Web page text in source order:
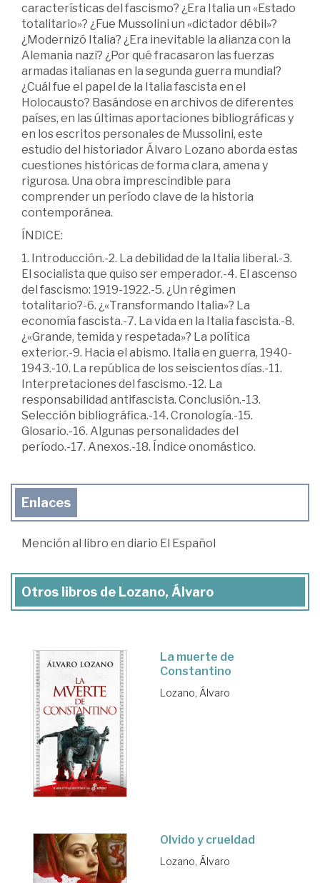
características del fascismo? ¿Era Italia un «Estado
totalitario»? ¿Fue Mussolini un «dictador débil»?
¿Modernizó Italia? ¿Era inevitable la alianza con la
Alemania nazi? ¿Por qué fracasaron las fuerzas
armadas italianas en la segunda guerra mundial?
¿Cuál fue el papel de la Italia fascista en el
Holocausto? Basándose en archivos de diferentes
países, en las últimas aportaciones bibliográficas y
en los escritos personales de Mussolini, este
estudio del historiador Álvaro Lozano aborda estas
cuestiones históricas de forma clara, amena y
rigurosa. Una obra imprescindible para
comprender un período clave de la historia
contemporánea.
ÍNDICE:
1. Introducción.-2. La debilidad de la Italia liberal.-3.
El socialista que quiso ser emperador.-4. El ascenso
del fascismo: 1919-1922.-5. ¿Un régimen
totalitario?-6. ¿«Transformando Italia»? La
economía fascista.-7. La vida en la Italia fascista.-8.
¿«Grande, temida y respetada»? La política
exterior.-9. Hacia el abismo. Italia en guerra, 1940-
1943.-10. La república de los seiscientos días.-11.
Interpretaciones del fascismo.-12. La
responsabilidad antifascista. Conclusión.-13.
Selección bibliográfica.-14. Cronología.-15.
Glosario.-16. Algunas personalidades del
período.-17. Anexos.-18. Índice onomástico.
Enlaces
Mención al libro en diario El Español
Otros libros de Lozano, Álvaro
La muerte de
Constantino
Lozano, Álvaro
Olvido y crueldad
Lozano, Álvaro